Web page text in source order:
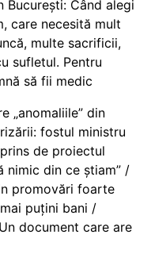
București: Când alegi
care necesită mult
multe sacrificii,
sufletul. Pentru
să fii medic
„anomaliile” din
fostul ministru
de proiectul
nimic din ce știam” /
promovări foarte
puțini bani /
document care are